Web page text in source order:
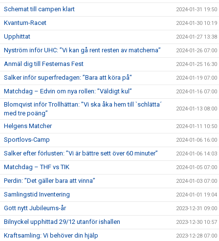
Schemat till campen klart 2024-01-31 19:50
Kvantum-Racet 2024-01-30 10:19
Upphittat 2024-01-27 13:38
Nyström inför UHC: ”Vi kan gå rent resten av matcherna” 2024-01-26 07:00
Anmäl dig till Festernas Fest 2024-01-25 16:30
Salker inför superfredagen: ”Bara att köra på" 2024-01-19 07:00
Matchdag – Edvin om nya rollen: ”Väldigt kul” 2024-01-16 07:00
Blomqvist inför Trollhättan: ”Vi ska åka hem till `schlätta´
med tre poäng”
2024-01-13 08:00
Helgens Matcher 2024-01-11 10:50
Sportlovs-Camp 2024-01-06 16:00
Salker efter förlusten: ”Vi är bättre sett över 60 minuter” 2024-01-06 14:03
Matchdag – THF vs TIK 2024-01-05 07:00
Perdin: ”Det gäller bara att vinna” 2024-01-03 07:00
Samlingstid Inventering 2024-01-01 19:04
Gott nytt Jubileums-år 2023-12-31 09:00
Bilnyckel upphittad 29/12 utanför ishallen 2023-12-30 10:57
Kraftsamling: Vi behöver din hjälp 2023-12-28 07:00